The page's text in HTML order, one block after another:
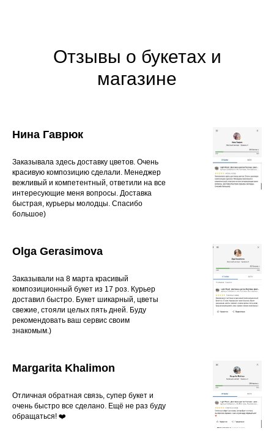
Отзывы о букетах и
магазине
Нина Гаврюк
Заказывала здесь доставку цветов. Очень
красивую композицию сделали. Менеджер
вежливый и компетентный, ответили на все
интересующие меня вопросы. Доставка
быстрая, курьеры молодцы. Спасибо
большое)
Olga Gerasimova
Заказывали на 8 марта красивый
композиционный букет из 17 роз. Курьер
доставил быстро. Букет шикарный, цветы
свежие, стояли целых пять дней. Буду
рекомендовать ваш сервис своим
знакомым.)
Margarita Khalimon
Отличная обратная связь, супер букет и
очень быстро все сделано. Ещё не раз буду
обращаться! ❤️